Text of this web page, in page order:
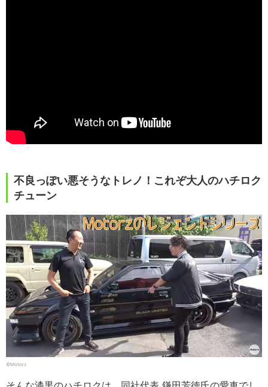
不良っぽい悪そうなトレノ！これぞ大人のハチロク
チューン
©Motorz